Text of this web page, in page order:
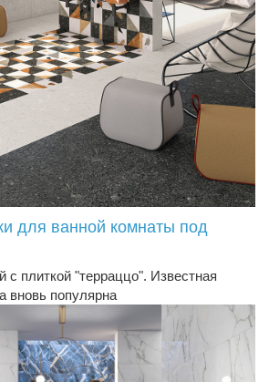
для ванной комнаты под
с плиткой "терраццо". Известная
вновь популярна